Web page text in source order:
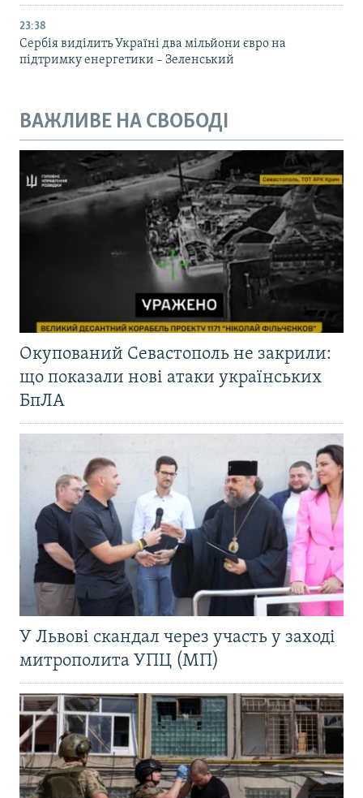
23:38
Сербія виділить Україні два мільйони євро на
підтримку енергетики – Зеленський
ВАЖЛИВЕ НА СВОБОДІ
Окупований Севастополь не закрили:
що показали нові атаки українських
БпЛА
У Львові скандал через участь у заході
митрополита УПЦ (МП)